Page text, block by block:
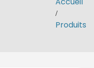
/
Produits